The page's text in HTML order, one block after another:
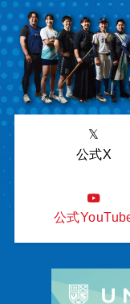
𝕏
公式X
公式